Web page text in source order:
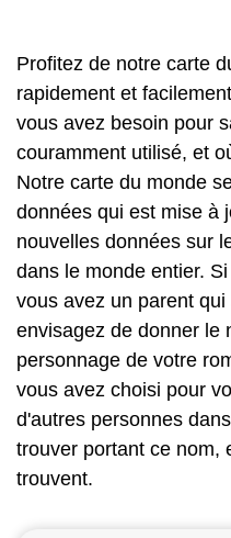
Profitez de notre carte
rapidement et
vous avez besoin pour
couramment utilisé, et
Notre carte du monde
données qui est mise à
nouvelles données sur
dans le monde entier.
vous avez un parent
envisagez de donner le
personnage de votre
vous avez choisi pour
d'autres personnes
trouver portant ce nom,
trouvent.